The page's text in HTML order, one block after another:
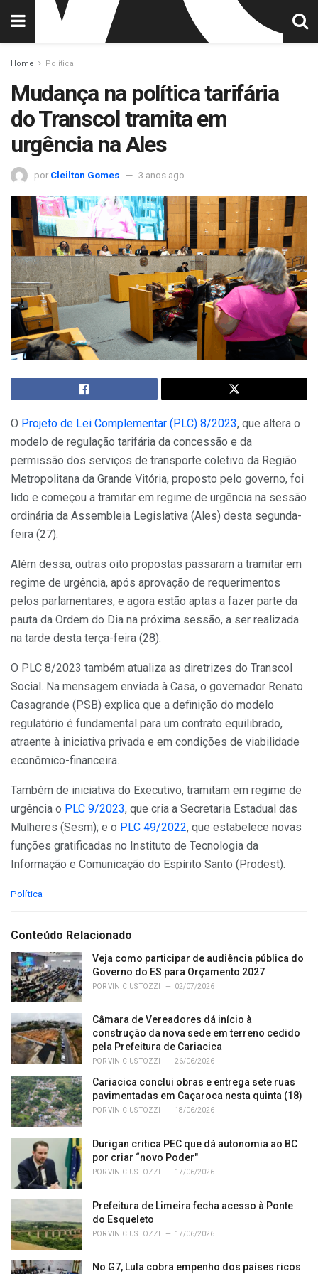
Home Política
Mudança na política tarifária
do Transcol tramita em
urgência na Ales
por Cleilton Gomes 3 anos ago
O Projeto de Lei Complementar (PLC) 8/2023, que altera o
modelo de regulação tarifária da concessão e da
permissão dos serviços de transporte coletivo da Região
Metropolitana da Grande Vitória, proposto pelo governo, foi
lido e começou a tramitar em regime de urgência na sessão
ordinária da Assembleia Legislativa (Ales) desta segunda-
feira (27).
Além dessa, outras oito propostas passaram a tramitar em
regime de urgência, após aprovação de requerimentos
pelos parlamentares, e agora estão aptas a fazer parte da
pauta da Ordem do Dia na próxima sessão, a ser realizada
na tarde desta terça-feira (28).
O PLC 8/2023 também atualiza as diretrizes do Transcol
Social. Na mensagem enviada à Casa, o governador Renato
Casagrande (PSB) explica que a definição do modelo
regulatório é fundamental para um contrato equilibrado,
atraente à iniciativa privada e em condições de viabilidade
econômico-financeira.
Também de iniciativa do Executivo, tramitam em regime de
urgência o PLC 9/2023, que cria a Secretaria Estadual das
Mulheres (Sesm); e o PLC 49/2022, que estabelece novas
funções gratificadas no Instituto de Tecnologia da
Informação e Comunicação do Espírito Santo (Prodest).
C
e
o
r
i
e
:
Política
Conteúdo Relacionado
Veja como participar de audiência pública do
Governo do ES para Orçamento 2027
PORVINICIUS TOZZI 02/07/2026
Câmara de Vereadores dá início à
construção da nova sede em terreno cedido
pela Prefeitura de Cariacica
PORVINICIUS TOZZI 26/06/2026
Cariacica conclui obras e entrega sete ruas
pavimentadas em Caçaroca nesta quinta (18)
PORVINICIUS TOZZI 18/06/2026
Durigan critica PEC que dá autonomia ao BC
por criar “novo Poder"
PORVINICIUS TOZZI 17/06/2026
Prefeitura de Limeira fecha acesso à Ponte
do Esqueleto
PORVINICIUS TOZZI 17/06/2026
No G7, Lula cobra empenho dos países ricos